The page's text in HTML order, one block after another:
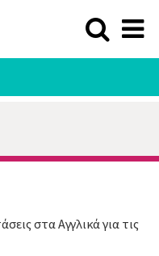
στα Αγγλικά για τις